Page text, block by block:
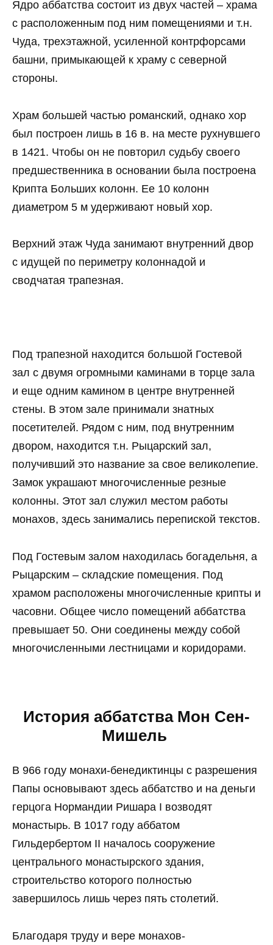
Ядро аббатства состоит из двух частей – храма
с расположенным под ним помещениями и т.н.
Чуда, трехэтажной, усиленной контрфорсами
башни, примыкающей к храму с северной
стороны.
Храм большей частью романский, однако хор
был построен лишь в 16 в. на месте рухнувшего
в 1421. Чтобы он не повторил судьбу своего
предшественника в основании была построена
Крипта Больших колонн. Ее 10 колонн
диаметром 5 м удерживают новый хор.
Верхний этаж Чуда занимают внутренний двор
с идущей по периметру колоннадой и
сводчатая трапезная.
Под трапезной находится большой Гостевой
зал с двумя огромными каминами в торце зала
и еще одним камином в центре внутренней
стены. В этом зале принимали знатных
посетителей. Рядом с ним, под внутренним
двором, находится т.н. Рыцарский зал,
получивший это название за свое великолепие.
Замок украшают многочисленные резные
колонны. Этот зал служил местом работы
монахов, здесь занимались перепиской текстов.
Под Гостевым залом находилась богадельня, а
Рыцарским – складские помещения. Под
храмом расположены многочисленные крипты и
часовни. Общее число помещений аббатства
превышает 50. Они соединены между собой
многочисленными лестницами и коридорами.
История аббатства Мон Сен-
Мишель
В 966 году монахи-бенедиктинцы с разрешения
Папы основывают здесь аббатство и на деньги
герцога Нормандии Ришара I возводят
монастырь. В 1017 году аббатом
Гильдербертом II началось сооружение
центрального монастырского здания,
строительство которого полностью
завершилось лишь через пять столетий.
Благодаря труду и вере монахов-